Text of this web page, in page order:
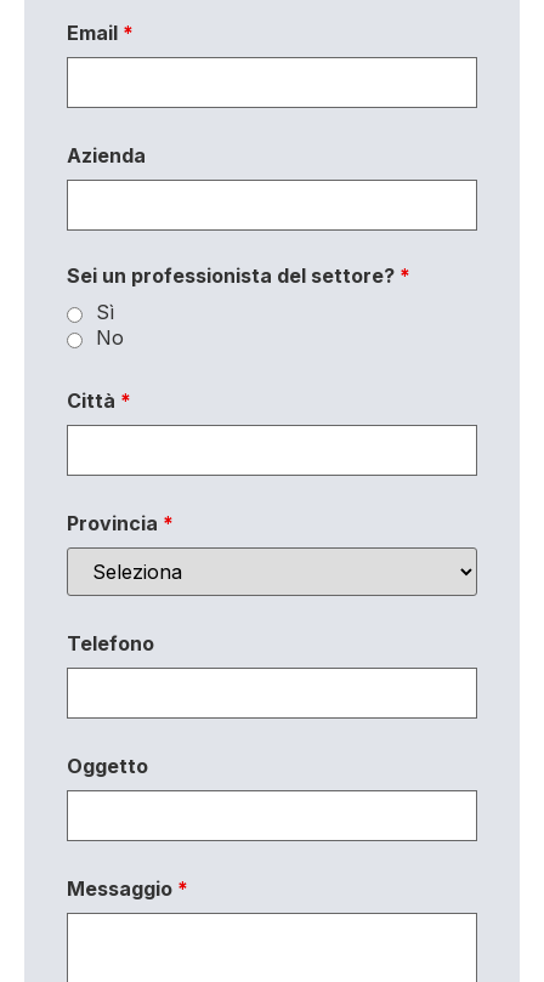
Email *
Azienda
Sei un professionista del settore? *
Sì
No
Città *
Provincia *
Telefono
Oggetto
Messaggio *